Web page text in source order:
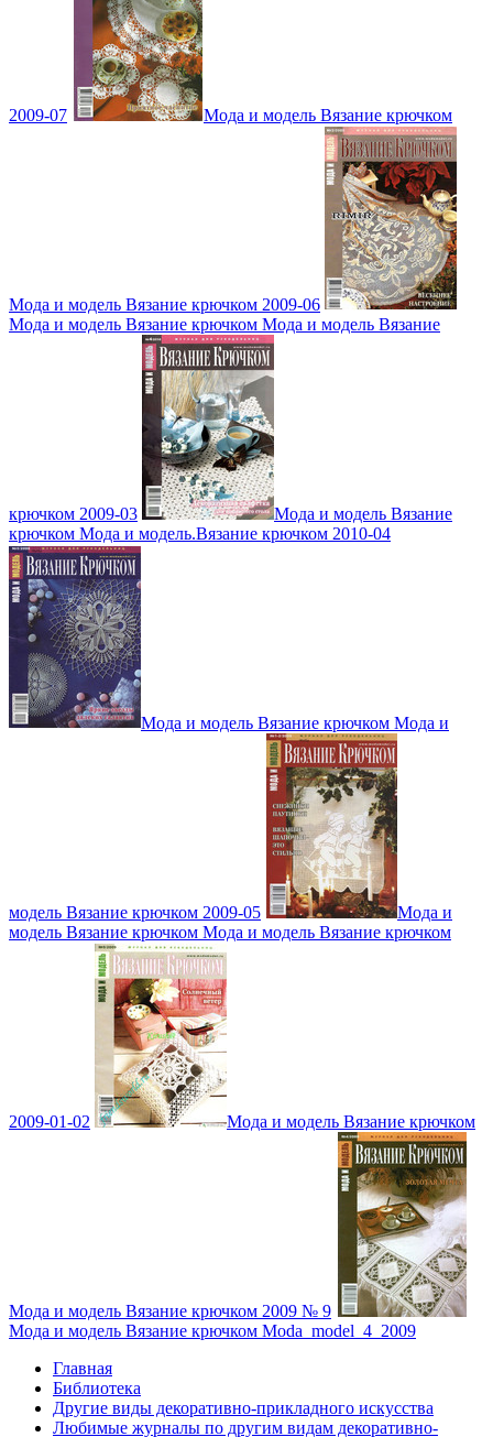
2009-07 Мода и модель Вязание крючком
Мода и модель Вязание крючком 2009-06
Мода и модель Вязание крючком Мода и модель Вязание
крючком 2009-03
Мода и модель Вязание
крючком Мода и модель.Вязание крючком 2010-04
Мода и модель Вязание крючком Мода и
модель Вязание крючком 2009-05
Мода и
модель Вязание крючком Мода и модель Вязание крючком
2009-01-02 Мода и модель Вязание крючком
Мода и модель Вязание крючком 2009 № 9
Мода и модель Вязание крючком Moda_model_4_2009
Главная
Библиотека
Другие виды декоративно-прикладного искусства
Любимые журналы по другим видам декоративно-